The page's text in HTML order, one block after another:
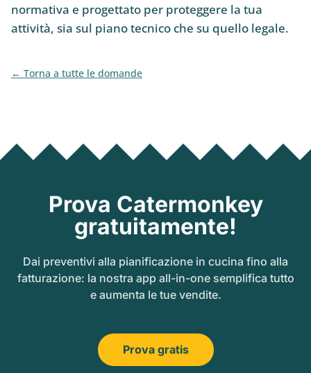
normativa e progettato per proteggere la tua
attività, sia sul piano tecnico che su quello legale.
Torna a tutte le domande
Prova Catermonkey
gratuitamente!
Dai preventivi alla pianificazione in cucina fino alla
fatturazione: la nostra app all-in-one semplifica tutto
e aumenta le tue vendite.
Prova gratis